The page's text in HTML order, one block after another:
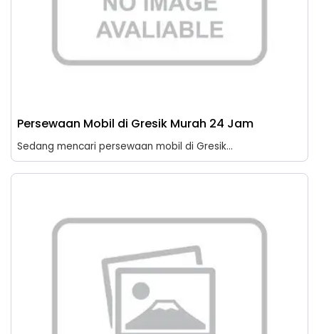
Persewaan Mobil di Gresik Murah 24 Jam
Sedang mencari persewaan mobil di Gresik...